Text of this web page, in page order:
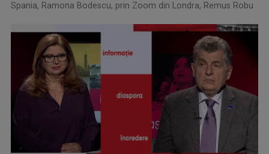
Spania, Ramona Bodescu, prin Zoom din Londra, Remus Robu